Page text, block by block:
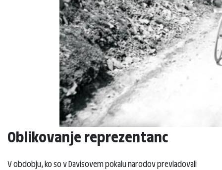
Oblikovanje reprezentanc
V obdobju, ko so v Davisovem pokalu narodov prevladovali